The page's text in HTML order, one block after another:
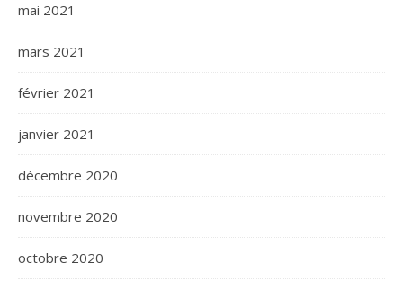
mai 2021
mars 2021
février 2021
janvier 2021
décembre 2020
novembre 2020
octobre 2020